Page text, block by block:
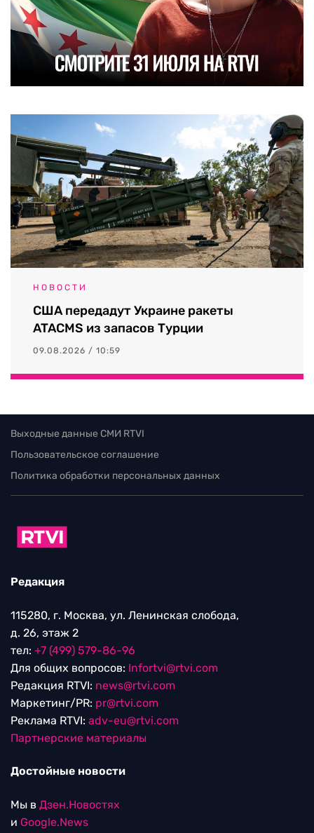
НОВОСТИ
США передадут Украине ракеты
ATACMS из запасов Турции
09.08.2026 / 10:59
Выходные данные СМИ RTVI
Пользовательское соглашение
Политика обработки персональных данных
Редакция
115280, г. Москва, ул. Ленинская слобода,
д. 26, этаж 2
тел: +7 (499) 579-86-96
Для общих вопросов: Infortvi@rtvi.com
Редакция RTVI: news@rtvi.com
Маркетинг/PR: pr@rtvi.com
Реклама RTVI: adv-eu@rtvi.com
Партнерские материалы
Достойные новости
Мы в Дзен.Новостях
и Google.News